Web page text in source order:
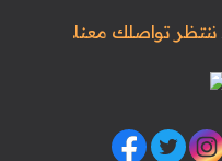
ننتظر تواصلك معنا.